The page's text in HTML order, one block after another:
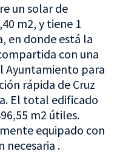
un solar de
m2, y tiene 1
en donde está la
con una
Ayuntamiento para
rápida de Cruz
El total edificado
m2 útiles.
equipado con
.